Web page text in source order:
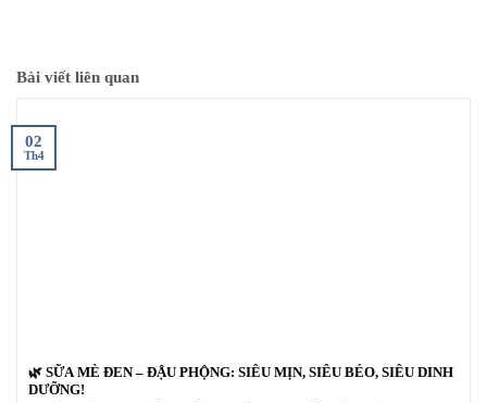
Bài viết liên quan
🌿 SỮA MÈ ĐEN – ĐẬU PHỘNG: SIÊU MỊN, SIÊU BÉO, SIÊU DINH
DƯỠNG!
02
Th4